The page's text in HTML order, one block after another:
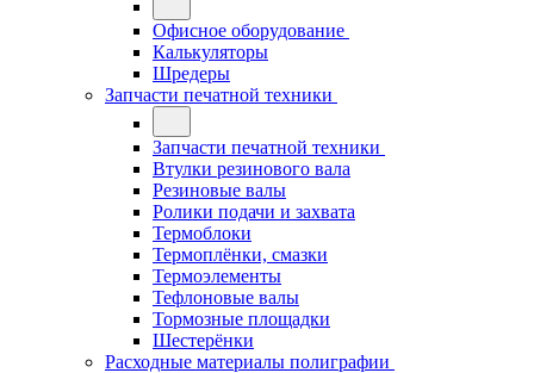
Офисное оборудование
Калькуляторы
Шредеры
Запчасти печатной техники
Запчасти печатной техники
Втулки резинового вала
Резиновые валы
Ролики подачи и захвата
Термоблоки
Термоплёнки, смазки
Термоэлементы
Тефлоновые валы
Тормозные площадки
Шестерёнки
Расходные материалы полиграфии